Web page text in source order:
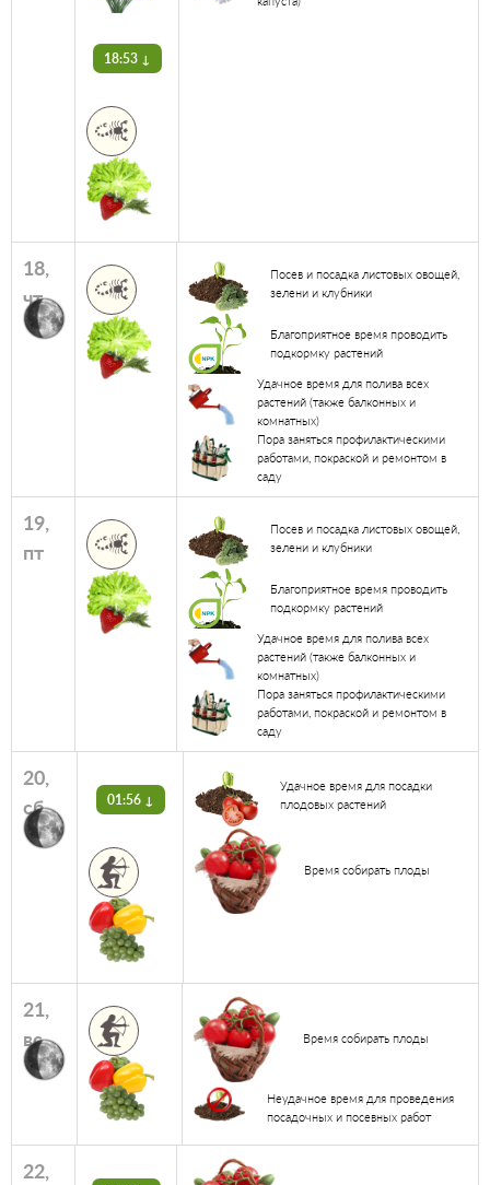
18:53 ↓
18,
чт
Посев и посадка листовых овощей,
зелени и клубники
Благоприятное время проводить
подкормку растений
Удачное время для полива всех
растений (также балконных и
комнатных)
Пора заняться профилактическими
работами, покраской и ремонтом в
саду
19,
пт
Посев и посадка листовых овощей,
зелени и клубники
Благоприятное время проводить
подкормку растений
Удачное время для полива всех
растений (также балконных и
комнатных)
Пора заняться профилактическими
работами, покраской и ремонтом в
саду
20,
сб
01:56 ↓
Удачное время для посадки
плодовых растений
Время собирать плоды
21,
вс
Время собирать плоды
Неудачное время для проведения
посадочных и посевных работ
22,